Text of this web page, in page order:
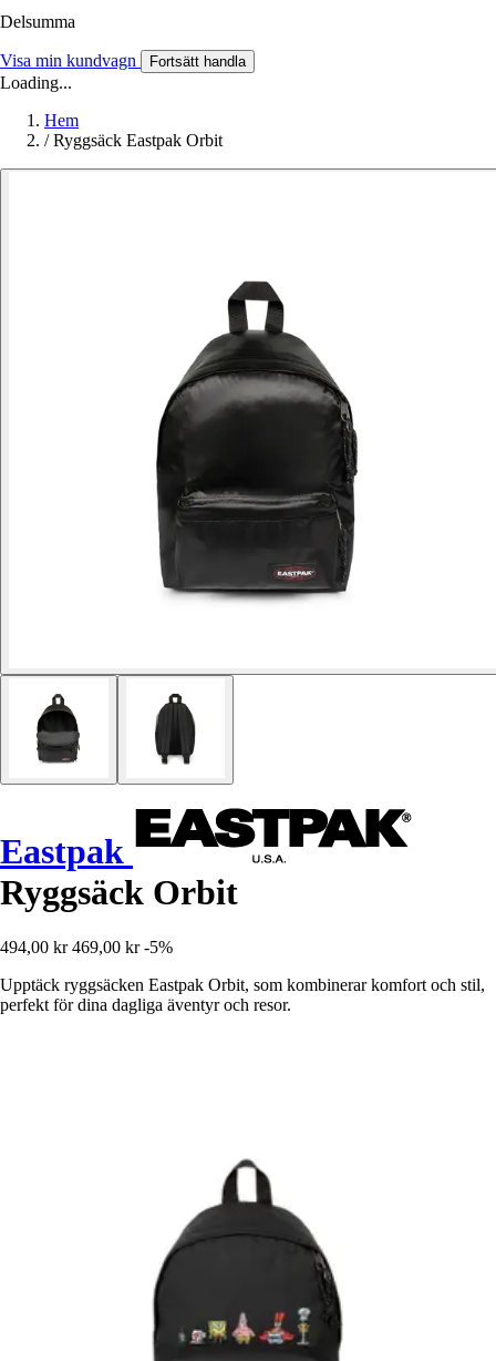
Delsumma
Visa min kundvagn Fortsätt handla
Loading...
Hem
/ Ryggsäck Eastpak Orbit
Eastpak
Ryggsäck Orbit
494,00 kr 469,00 kr -5%
Upptäck ryggsäcken Eastpak Orbit, som kombinerar komfort och stil,
perfekt för dina dagliga äventyr och resor.